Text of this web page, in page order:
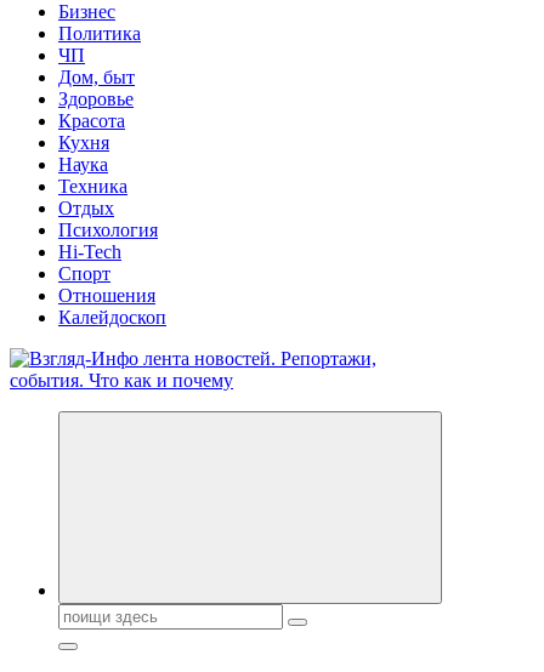
Бизнес
Политика
ЧП
Дом, быт
Здоровье
Красота
Кухня
Наука
Техника
Отдых
Психология
Hi-Tech
Спорт
Отношения
Калейдоскоп
Обо всем и обо всех, что зачем и почему. Новости политики,
Поиск: